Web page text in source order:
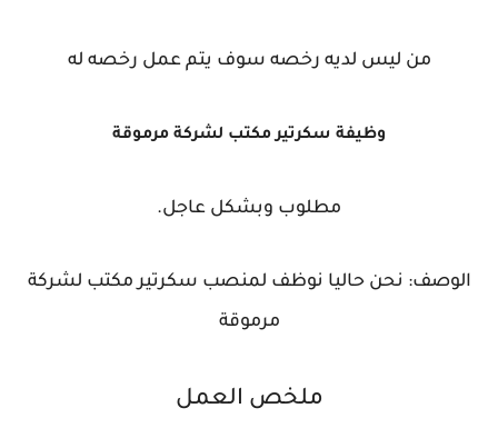
من ليس لديه رخصه سوف يتم عمل رخصه له
وظيفة سكرتير مكتب لشركة مرموقة
مطلوب وبشكل عاجل.
الوصف: نحن حاليا نوظف لمنصب سكرتير مكتب لشركة
مرموقة
ملخص العمل